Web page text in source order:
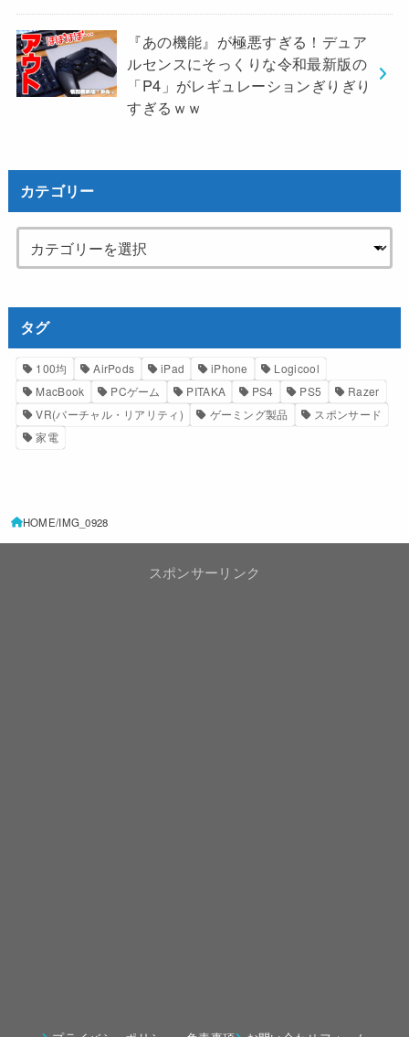
『あの機能』が極悪すぎる！デュア
ルセンスにそっくりな令和最新版の
「P4」がレギュレーションぎりぎり
すぎるｗｗ
カテゴリー
タグ
100均 AirPods iPad iPhone
Logicool
MacBook
PCゲーム PITAKA PS4 PS5
Razer
VR(バーチャル・リアリティ)
ゲーミング製品
スポンサード
家電
HOME IMG_0928
スポンサーリンク